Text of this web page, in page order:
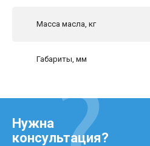
Масса масла, кг
Габариты, мм
Нужна
консультация?